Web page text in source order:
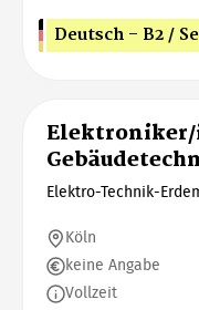
Deutsch - B2 /
Elektro-Technik-
Köln
keine Angabe
Vollzeit